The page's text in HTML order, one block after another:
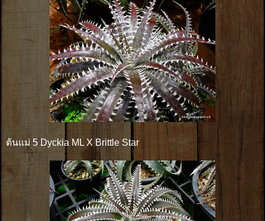
ต้นแม่ 5 Dyckia ML X Brittle Star